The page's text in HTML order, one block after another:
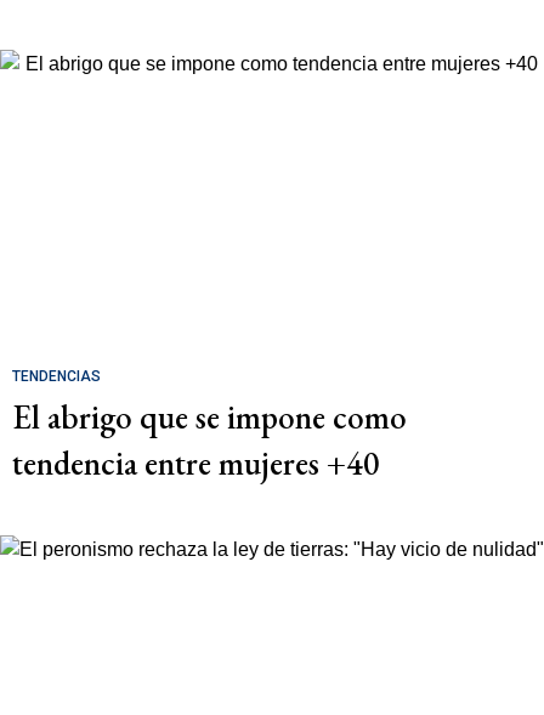
TENDENCIAS
El abrigo que se impone como
tendencia entre mujeres +40